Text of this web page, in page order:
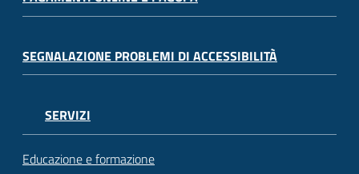
SEGNALAZIONE PROBLEMI DI ACCESSIBILITÀ
SERVIZI
Educazione e formazione